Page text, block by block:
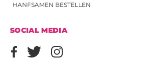
HANFSAMEN BESTELLEN
SOCIAL MEDIA